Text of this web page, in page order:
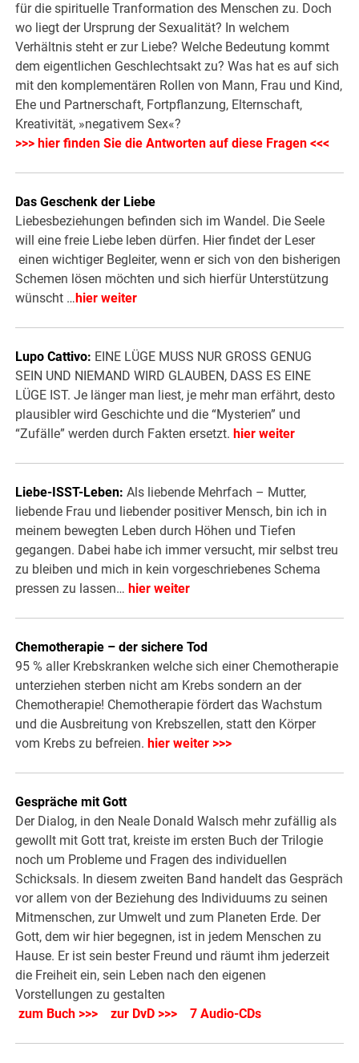
für die spirituelle Tranformation des Menschen zu. Doch
wo liegt der Ursprung der Sexualität? In welchem
Verhältnis steht er zur Liebe? Welche Bedeutung kommt
dem eigentlichen Geschlechtsakt zu? Was hat es auf sich
mit den komplementären Rollen von Mann, Frau und Kind,
Ehe und Partnerschaft, Fortpflanzung, Elternschaft,
Kreativität, »negativem Sex«?
>>> hier finden Sie die Antworten auf diese Fragen <<<
Das Geschenk der Liebe
Liebesbeziehungen befinden sich im Wandel. Die Seele
will eine freie Liebe leben dürfen. Hier findet der Leser
einen wichtiger Begleiter, wenn er sich von den bisherigen
Schemen lösen möchten und sich hierfür Unterstützung
wünscht … hier weiter
Lupo Cattivo: EINE LÜGE MUSS NUR GROSS GENUG
SEIN UND NIEMAND WIRD GLAUBEN, DASS ES EINE
LÜGE IST. Je länger man liest, je mehr man erfährt, desto
plausibler wird Geschichte und die “Mysterien” und
“Zufälle” werden durch Fakten ersetzt. hier weiter
Liebe-ISST-Leben: Als liebende Mehrfach – Mutter,
liebende Frau und liebender positiver Mensch, bin ich in
meinem bewegten Leben durch Höhen und Tiefen
gegangen. Dabei habe ich immer versucht, mir selbst treu
zu bleiben und mich in kein vorgeschriebenes Schema
pressen zu lassen… hier weiter
Chemotherapie – der sichere Tod
95 % aller Krebskranken welche sich einer Chemotherapie
unterziehen sterben nicht am Krebs sondern an der
Chemotherapie! Chemotherapie fördert das Wachstum
und die Ausbreitung von Krebszellen, statt den Körper
vom Krebs zu befreien. hier weiter >>>
Gespräche mit Gott
Der Dialog, in den Neale Donald Walsch mehr zufällig als
gewollt mit Gott trat, kreiste im ersten Buch der Trilogie
noch um Probleme und Fragen des individuellen
Schicksals. In diesem zweiten Band handelt das Gespräch
vor allem von der Beziehung des Individuums zu seinen
Mitmenschen, zur Umwelt und zum Planeten Erde. Der
Gott, dem wir hier begegnen, ist in jedem Menschen zu
Hause. Er ist sein bester Freund und räumt ihm jederzeit
die Freiheit ein, sein Leben nach den eigenen
Vorstellungen zu gestalten
zum Buch >>>
zur DvD >>> 7 Audio-CDs